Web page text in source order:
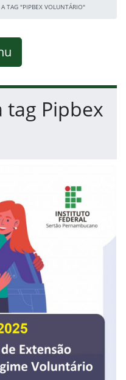
A TAG "PIPBEX VOLUNTÁRIO"
tag Pipbex